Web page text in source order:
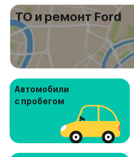
ТО и ремонт Ford
Автомобили
с пробегом